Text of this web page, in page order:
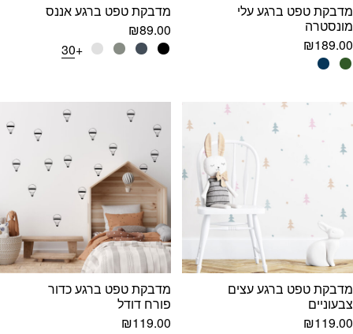
מדבקת טפט ברגע עלי
מונסטרה
₪189.00
מדבקת טפט ברגע אננס
₪89.00
+30
מדבקת טפט ברגע עצים
צבעוניים
₪119.00
מדבקת טפט ברגע כדור
פורח דודל
₪119.00